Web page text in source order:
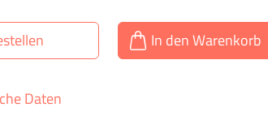
In den Warenkorb
Daten